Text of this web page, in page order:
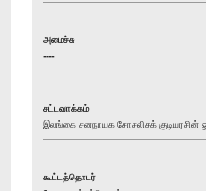
அமைச்சு
----
சட்டவாக்கம்
இலங்கை சனநாயக சோசலிசக் குடியரசின்
கூட்டத்தொடர்